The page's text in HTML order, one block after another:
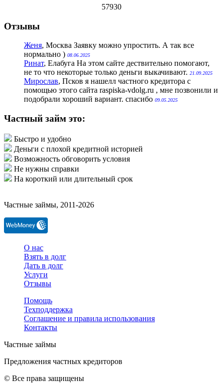
57930
Отзывы
Женя, Москва Заявку можно упростить. А так все
нормально ) 08.06.2025
Ринат, Елабуга На этом сайте дествительно помогают,
не то что некоторые только деньги выкачивают. 21.09.2025
Мирослав, Псков я нашелл частного кредитора с
помощью этого сайта raspiska-vdolg.ru , мне позвонили и
подобрали хороший вариант. спасибо 09.05.2025
Частный займ это:
Быстро и удобно
Деньги с плохой кредитной историей
Возможность обговорить условия
Не нужны справки
На короткий или длительный срок
Частные займы, 2011-2026
О нас
Взять в долг
Дать в долг
Услуги
Отзывы
Помощь
Техподдержка
Соглашение и правила использования
Контакты
Частные займы
Предложения частных кредиторов
© Все права защищены